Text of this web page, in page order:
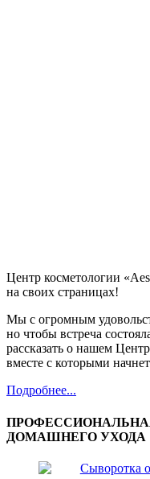
Центр косметологии
на своих страницах!
Мы с огромным
но чтобы встреча
рассказать о нашем
вместе с которыми
Подробнее...
ДОМАШНЕГО УХОДА